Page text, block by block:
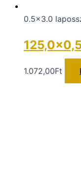
0.5x3.0
1.072,00Ft